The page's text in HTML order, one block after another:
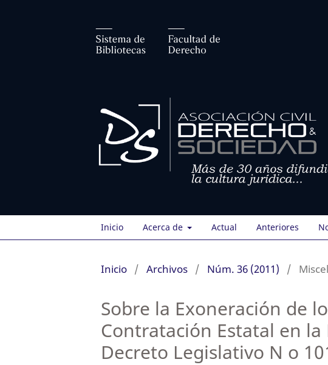
Inicio Acerca de Actual Anteriores
Inicio / Archivos / Núm. 36 (2011) /
Sobre la Exoneración de
Contratación Estatal en
Decreto Legislativo N o